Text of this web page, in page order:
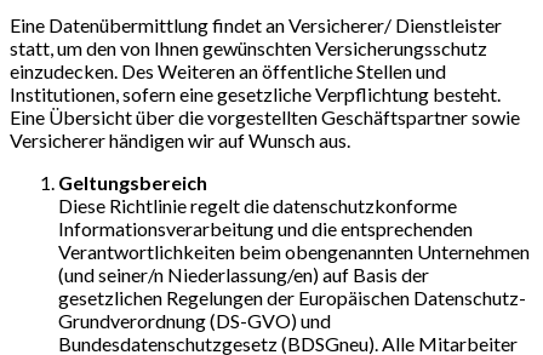
Eine Datenübermittlung findet an Versicherer/ Dienstleister
statt, um den von Ihnen gewünschten Versicherungsschutz
einzudecken. Des Weiteren an öffentliche Stellen und
Institutionen, sofern eine gesetzliche Verpflichtung besteht.
Eine Übersicht über die vorgestellten Geschäftspartner sowie
Versicherer händigen wir auf Wunsch aus.
Geltungsbereich
Diese Richtlinie regelt die datenschutzkonforme
Informationsverarbeitung und die entsprechenden
Verantwortlichkeiten beim obengenannten Unternehmen
(und seiner/n Niederlassung/en) auf Basis der
gesetzlichen Regelungen der Europäischen Datenschutz-
Grundverordnung (DS-GVO) und
Bundesdatenschutzgesetz (BDSGneu). Alle Mitarbeiter